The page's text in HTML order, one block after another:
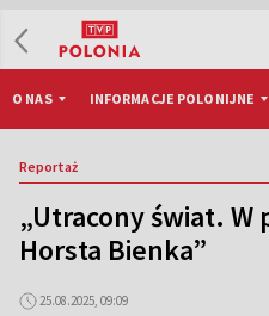
O NAS INFORMACJE POLONIJNE
Reportaż
„Utracony świat. W
Horsta Bienka”
25.08.2025, 09:09